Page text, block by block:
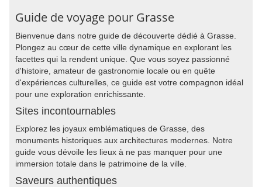
Guide de voyage pour Grasse
Bienvenue dans notre guide de découverte dédié à Grasse.
Plongez au cœur de cette ville dynamique en explorant les
facettes qui la rendent unique. Que vous soyez passionné
d'histoire, amateur de gastronomie locale ou en quête
d'expériences culturelles, ce guide est votre compagnon idéal
pour une exploration enrichissante.
Sites incontournables
Explorez les joyaux emblématiques de Grasse, des
monuments historiques aux architectures modernes. Notre
guide vous dévoile les lieux à ne pas manquer pour une
immersion totale dans le patrimoine de la ville.
Saveurs authentiques